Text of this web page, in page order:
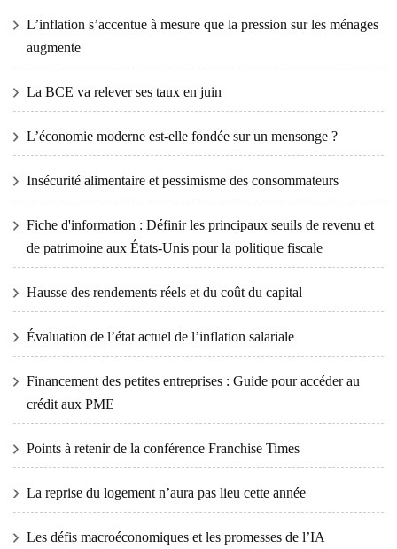
L’inflation s’accentue à mesure que la pression sur les ménages
augmente
La BCE va relever ses taux en juin
L’économie moderne est-elle fondée sur un mensonge ?
Insécurité alimentaire et pessimisme des consommateurs
Fiche d'information : Définir les principaux seuils de revenu et
de patrimoine aux États-Unis pour la politique fiscale
Hausse des rendements réels et du coût du capital
Évaluation de l’état actuel de l’inflation salariale
Financement des petites entreprises : Guide pour accéder au
crédit aux PME
Points à retenir de la conférence Franchise Times
La reprise du logement n’aura pas lieu cette année
Les défis macroéconomiques et les promesses de l’IA